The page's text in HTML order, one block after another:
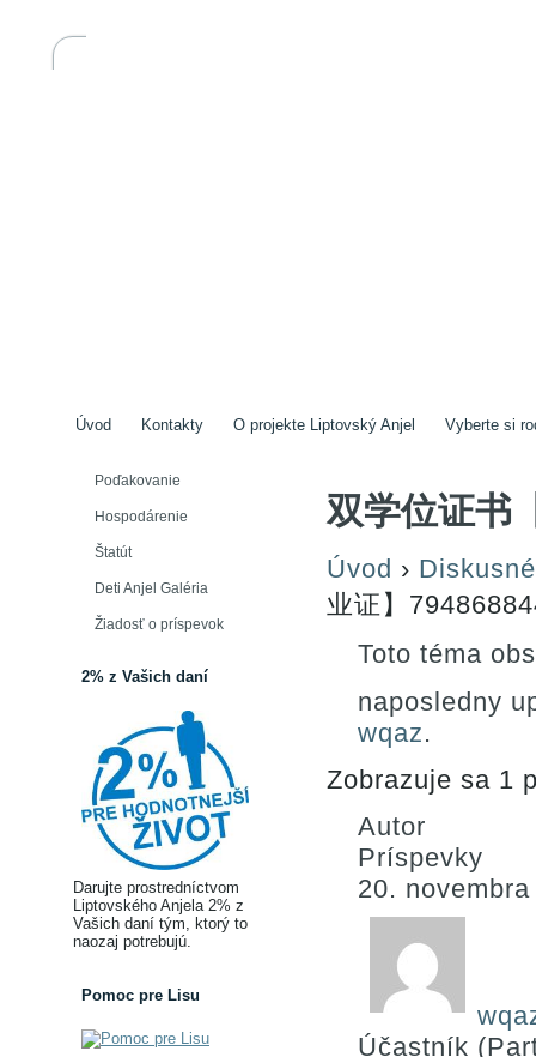
Úvod Kontakty O projekte Liptovský Anjel Vyberte si
Poďakovanie
Hospodárenie
Štatút
Deti Anjel Galéria
Žiadosť o príspevok
2% z Vašich daní
Darujte prostredníctvom
Liptovského Anjela 2% z
Vašich daní tým, ktorý to
naozaj potrebujú.
Pomoc pre Lisu
双学位证书
Úvod ›
业证】
Toto téma
naposledny
wqaz.
Zobrazuje sa 1
Autor
Príspevky
20.
Účastník